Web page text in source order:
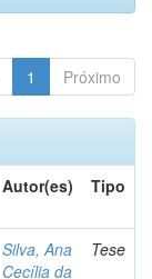
1 Próximo
Autor(es) Tipo
Silva, Ana
Cecília da
Tese